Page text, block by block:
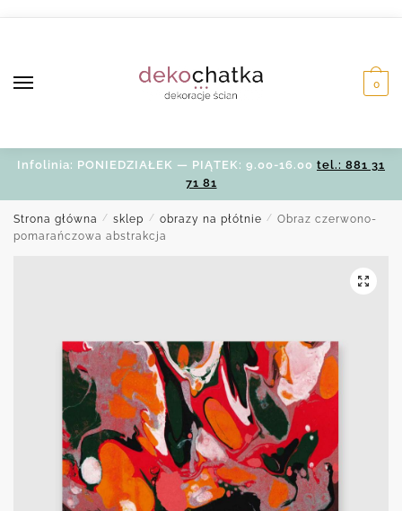
0
Infolinia: PONIEDZIAŁEK — PIĄTEK: 9.00-16.00 tel.: 881 31
71 81
Strona główna / sklep / obrazy na płótnie / Obraz czerwono-
pomarańczowa abstrakcja